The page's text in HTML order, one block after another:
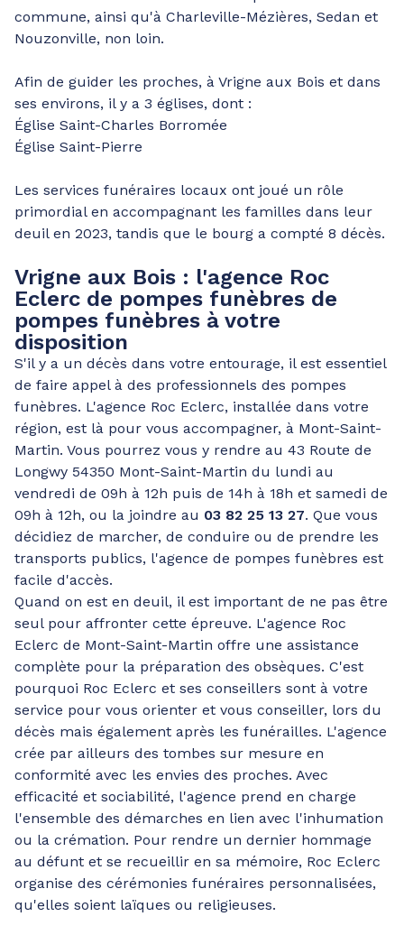
commune, ainsi qu'à Charleville-Mézières, Sedan et
Nouzonville, non loin.
Afin de guider les proches, à Vrigne aux Bois et dans
ses environs, il y a 3 églises, dont :
Église Saint-Charles Borromée
Église Saint-Pierre
Les services funéraires locaux ont joué un rôle
primordial en accompagnant les familles dans leur
deuil en 2023, tandis que le bourg a compté 8 décès.
Vrigne aux Bois : l'agence Roc
Eclerc de pompes funèbres de
pompes funèbres à votre
disposition
S'il y a un décès dans votre entourage, il est essentiel
de faire appel à des professionnels des pompes
funèbres. L'agence Roc Eclerc, installée dans votre
région, est là pour vous accompagner, à Mont-Saint-
Martin. Vous pourrez vous y rendre au 43 Route de
Longwy 54350 Mont-Saint-Martin du lundi au
vendredi de 09h à 12h puis de 14h à 18h et samedi de
09h à 12h, ou la joindre au 03 82 25 13 27. Que vous
décidiez de marcher, de conduire ou de prendre les
transports publics, l'agence de pompes funèbres est
facile d'accès.
Quand on est en deuil, il est important de ne pas être
seul pour affronter cette épreuve. L'agence Roc
Eclerc de Mont-Saint-Martin offre une assistance
complète pour la préparation des obsèques. C'est
pourquoi Roc Eclerc et ses conseillers sont à votre
service pour vous orienter et vous conseiller, lors du
décès mais également après les funérailles. L'agence
crée par ailleurs des tombes sur mesure en
conformité avec les envies des proches. Avec
efficacité et sociabilité, l'agence prend en charge
l'ensemble des démarches en lien avec l'inhumation
ou la crémation. Pour rendre un dernier hommage
au défunt et se recueillir en sa mémoire, Roc Eclerc
organise des cérémonies funéraires personnalisées,
qu'elles soient laïques ou religieuses.